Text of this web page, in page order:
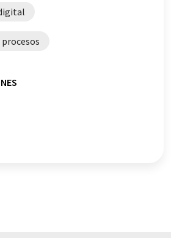
con traducción
contenga errores de
El artículo original en